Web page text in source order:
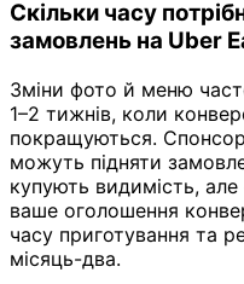
Скільки часу
замовлень на Uber
Зміни фото й меню
1–2 тижнів, коли
покращуються.
можуть підняти
купують видимість,
ваше оголошення
часу приготування та
місяць-два.